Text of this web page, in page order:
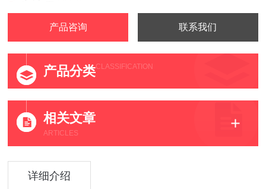
产品咨询 联系我们
产品分类CLASSIFICATION
相关文章
ARTICLES
详细介绍